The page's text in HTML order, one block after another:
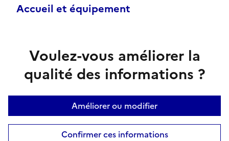
Accueil et équipement
Voulez-vous améliorer la
qualité des informations ?
Améliorer ou modifier
Confirmer ces informations